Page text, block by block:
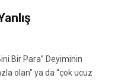
Bir Para” Deyiminin
olan” ya da “çok ucuz